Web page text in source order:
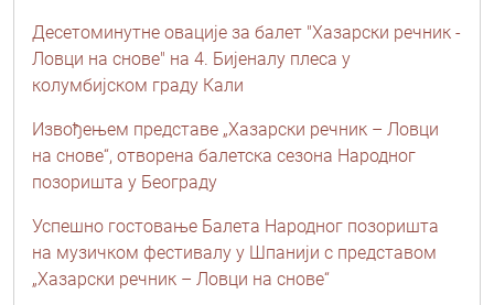
Десетоминутне овације за балет "Хазарски речник -
Ловци на снове" на 4. Бијеналу плеса у
колумбијском граду Кали
Извођењем представе „Хазарски речник – Ловци
на снове“, отворена балетска сезона Народног
позоришта у Београду
Успешно гостовање Балета Народног позоришта
на музичком фестивалу у Шпанији с представом
„Хазарски речник – Ловци на снове“